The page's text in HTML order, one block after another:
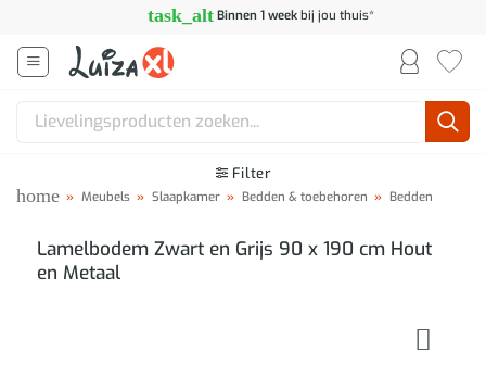
inhoud
task_alt Binnen 1 weekbij jou thuis*
Zoeken
Filter
home » Meubels » Slaapkamer » Bedden & toebehoren » Bedden
Lamelbodem Zwart en Grijs 90 x 190 cm Hout
en Metaal